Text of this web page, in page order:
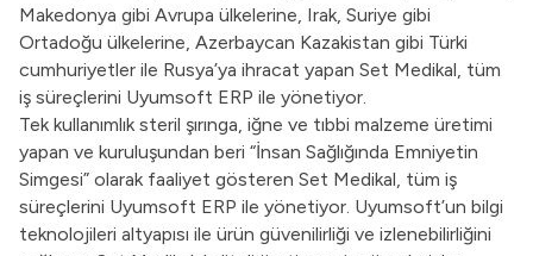
Makedonya gibi Avrupa ülkelerine, Irak, Suriye gibi
Ortadoğu ülkelerine, Azerbaycan Kazakistan gibi Türki
cumhuriyetler ile Rusya’ya ihracat yapan Set Medikal, tüm
iş süreçlerini Uyumsoft ERP ile yönetiyor.
Tek kullanımlık steril şırınga, iğne ve tıbbi malzeme üretimi
yapan ve kuruluşundan beri “İnsan Sağlığında Emniyetin
Simgesi” olarak faaliyet gösteren Set Medikal, tüm iş
süreçlerini Uyumsoft ERP ile yönetiyor. Uyumsoft’un bilgi
teknolojileri altyapısı ile ürün güvenilirliği ve izlenebilirliğini